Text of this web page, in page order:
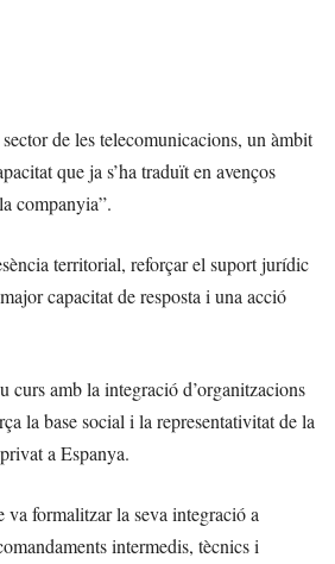
de les telecomunicacions, un àmbit
que ja s’ha traduït en avenços
companyia”.
territorial, reforçar el suport jurídic
capacitat de resposta i una acció
curs amb la integració d’organitzacions
la base social i la representativitat de la
a Espanya.
formalitzar la seva integració a
intermedis, tècnics i